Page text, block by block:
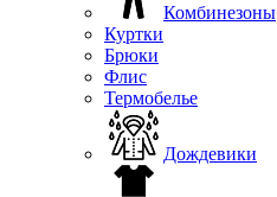
Комбинезоны
Куртки
Брюки
Флис
Термобелье
Дождевики